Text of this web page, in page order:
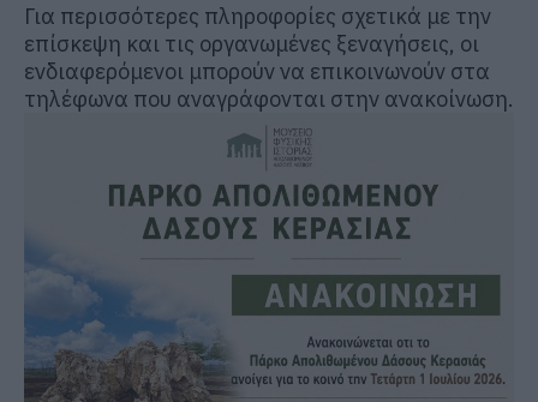
Για περισσότερες πληροφορίες σχετικά με την
επίσκεψη και τις οργανωμένες ξεναγήσεις, οι
ενδιαφερόμενοι μπορούν να επικοινωνούν στα
τηλέφωνα που αναγράφονται στην ανακοίνωση.